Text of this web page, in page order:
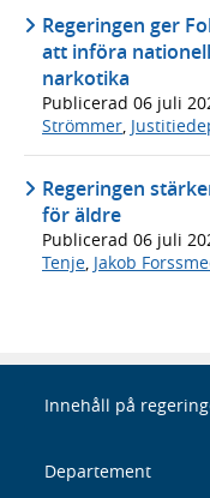
Regeringen ger
att införa
narkotika
Publicerad 06 juli
Strömmer,
Regeringen
för äldre
Publicerad 06 juli
Tenje Jakob
Innehåll på
Departement